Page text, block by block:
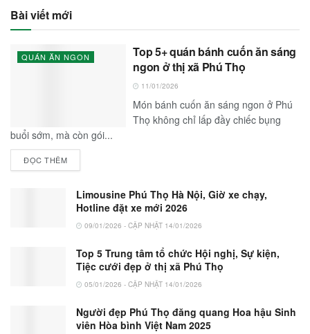
Bài viết mới
QUÁN ĂN NGON
Top 5+ quán bánh cuốn ăn sáng
ngon ở thị xã Phú Thọ
11/01/2026
Món bánh cuốn ăn sáng ngon ở Phú
Thọ không chỉ lấp đầy chiếc bụng
buổi sớm, mà còn gói...
ĐỌC THÊM
Limousine Phú Thọ Hà Nội, Giờ xe chạy,
Hotline đặt xe mới 2026
09/01/2026 - CẬP NHẬT 14/01/2026
Top 5 Trung tâm tổ chức Hội nghị, Sự kiện,
Tiệc cưới đẹp ở thị xã Phú Thọ
05/01/2026 - CẬP NHẬT 14/01/2026
Người đẹp Phú Thọ đăng quang Hoa hậu Sinh
viên Hòa bình Việt Nam 2025